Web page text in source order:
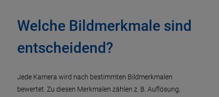
Welche Bildmerkmale sind
entscheidend?
Jede Kamera wird nach bestimmten Bildmerkmalen
bewertet. Zu diesen Merkmalen zählen z. B. Auflösung,